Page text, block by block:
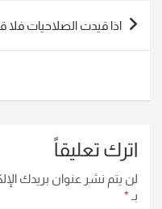
تصفّح
المقالات
اذا قيدت الصلاحيات فلا
اترك تعليقاً
لن يتم نشر عنوان بريدك
بـ *